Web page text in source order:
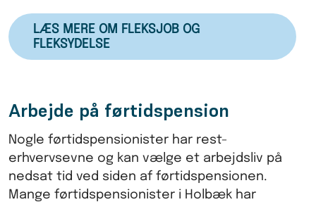
LÆS MERE OM FLEKSJOB OG
FLEKSYDELSE
Arbejde på førtidspension
Nogle førtidspensionister har rest-
erhvervsevne og kan vælge et arbejdsliv på
nedsat tid ved siden af førtidspensionen.
Mange førtidspensionister i Holbæk har